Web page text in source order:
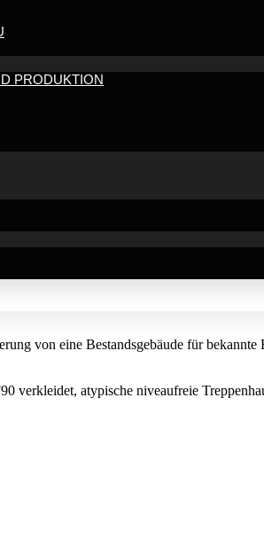
PRODUKTION
von eine Bestandsgebäude für
verkleidet, atypische niveaufreie